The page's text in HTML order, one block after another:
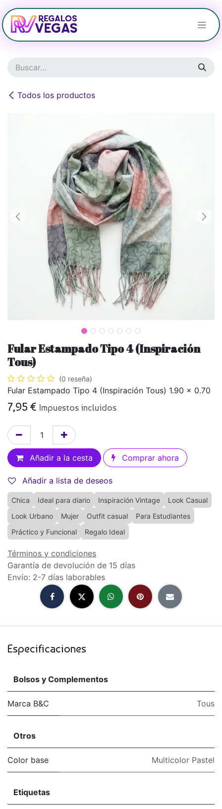
Ir al contenido
Todos los productos
Fular Estampado Tipo 4 (Inspiración
Tous)
(0 reseña)
Fular Estampado Tipo 4 (Inspiración Tous) 1.90 x 0.70
7,95 € Impuestos incluidos
Añadir a la cesta Comprar ahora
Añadir a lista de deseos
Chica Ideal para diario Inspiración Vintage
Look Casual
Look Urbano
Mujer Outfit casual
Para Estudiantes
Práctico y Funcional
Regalo Ideal
Términos y condiciones
Garantía de devolución de 15 días
Envío: 2-7 días laborables
Especificaciones
Bolsos y Complementos
Marca B&C Tous
Otros
Color base Multicolor Pastel
Etiquetas